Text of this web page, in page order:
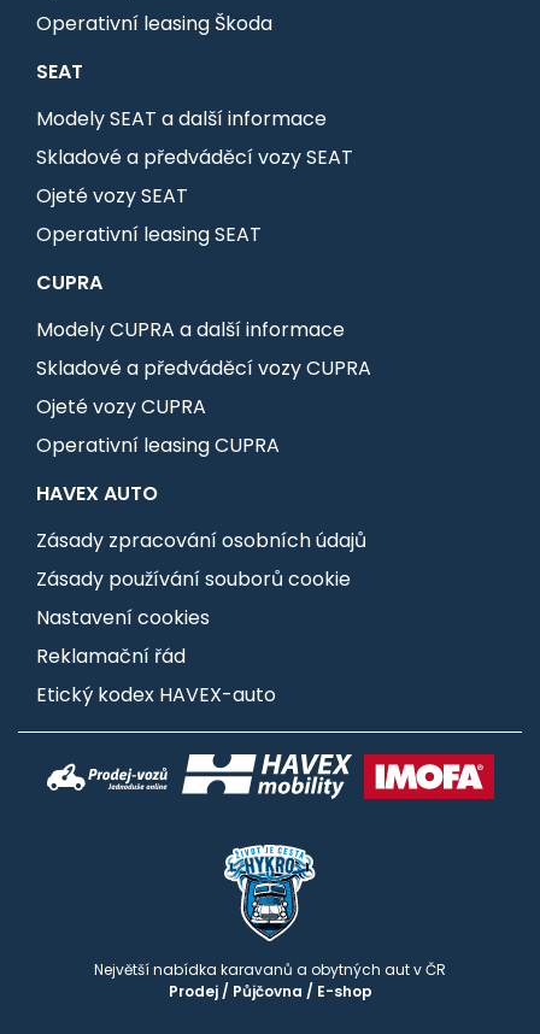
Operativní leasing Škoda
SEAT
Modely SEAT a další informace
Skladové a předváděcí vozy SEAT
Ojeté vozy SEAT
Operativní leasing SEAT
CUPRA
Modely CUPRA a další informace
Skladové a předváděcí vozy CUPRA
Ojeté vozy CUPRA
Operativní leasing CUPRA
HAVEX AUTO
Zásady zpracování osobních údajů
Zásady používání souborů cookie
Nastavení cookies
Reklamační řád
Etický kodex HAVEX-auto
Největší nabídka karavanů a obytných aut v ČR
Prodej/ Půjčovna / E-shop